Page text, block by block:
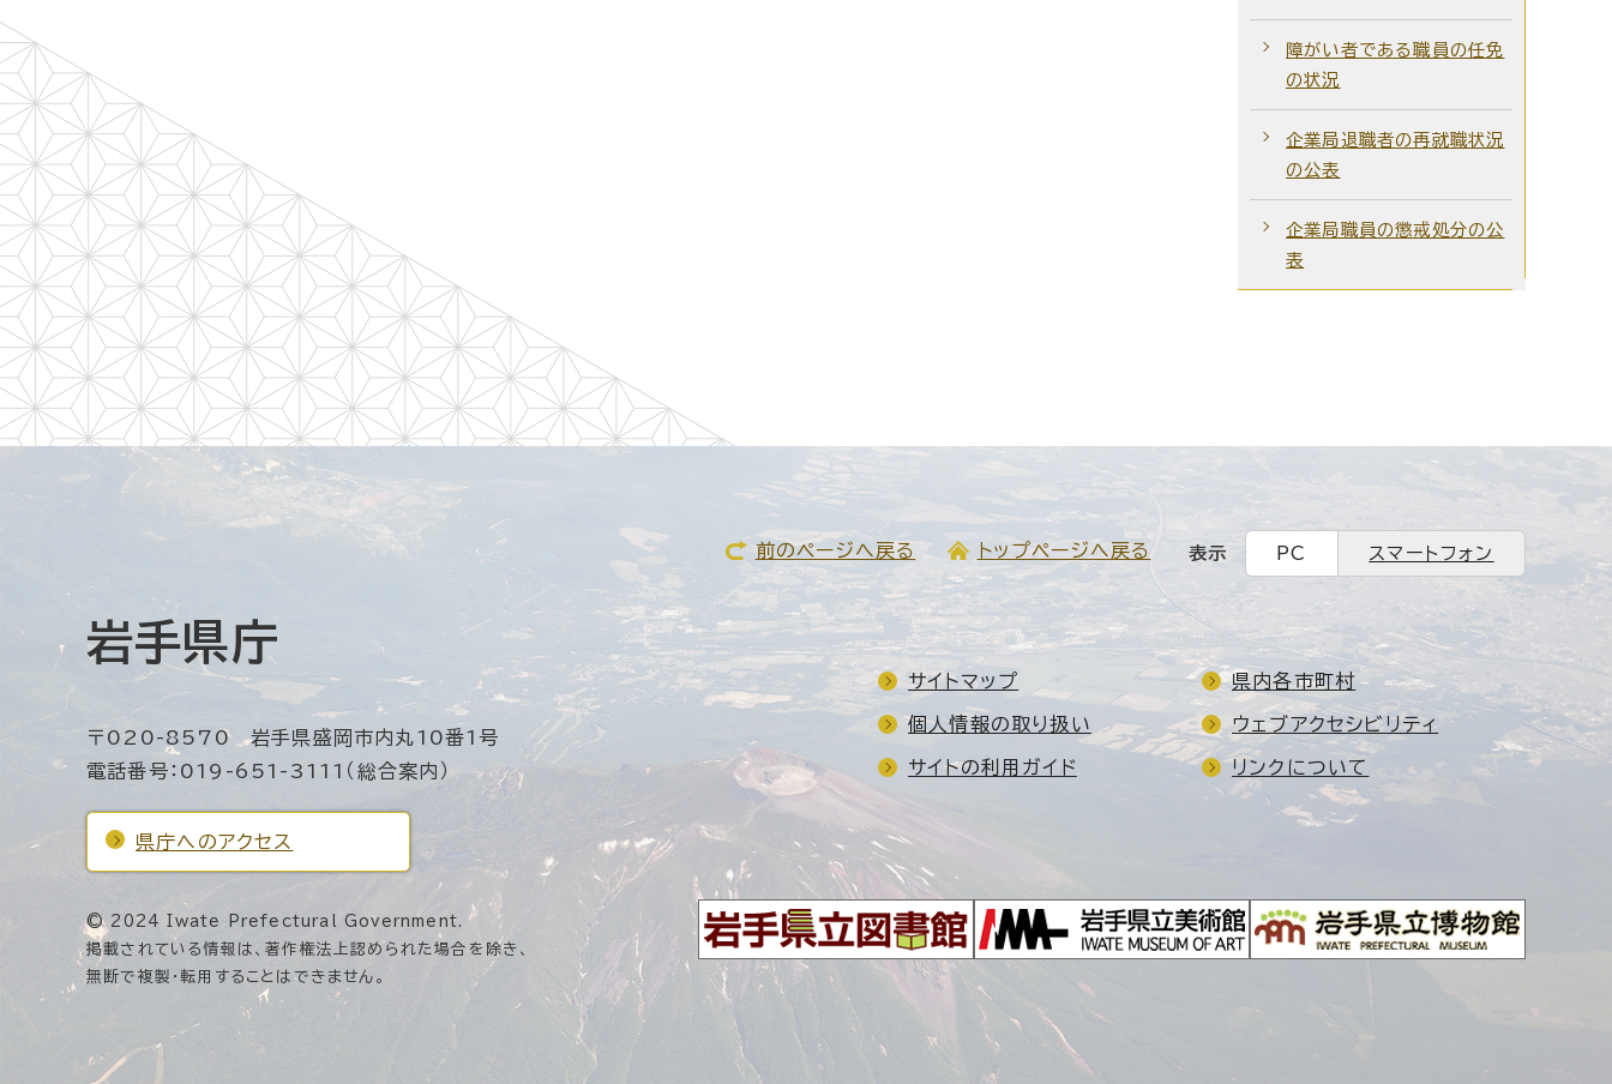
障がい者である職員の任免
の状況
企業局退職者の再就職状況
の公表
企業局職員の懲戒処分の公
表
前のページへ戻る トップページへ戻る 表示 PC スマートフォン
岩手県庁
〒020-8570 岩手県盛岡市内丸10番1号
電話番号：019-651-3111（総合案内）
県庁へのアクセス
サイトマップ 県内各市町村
個人情報の取り扱い ウェブアクセシビリティ
サイトの利用ガイド リンクについて
© 2024 Iwate Prefectural Government.
掲載されている情報は、著作権法上認められた場合を除き、
無断で複製・転用することはできません。